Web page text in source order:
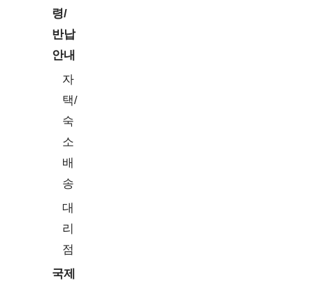
령/
반납
안내
자
택/
숙
소
배
송
대
리
점
국제